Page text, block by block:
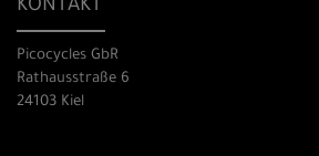
KONTAKT
Picocycles GbR
Rathausstraße 6
24103 Kiel